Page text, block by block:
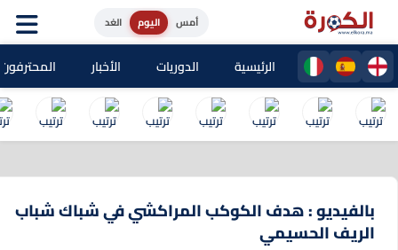
اليوم الغد
الرئيسية الدوريات الأخبار المحترفون
بالفيديو : هدف الكوكب المراكشي في شباك شباب
الريف الحسيمي